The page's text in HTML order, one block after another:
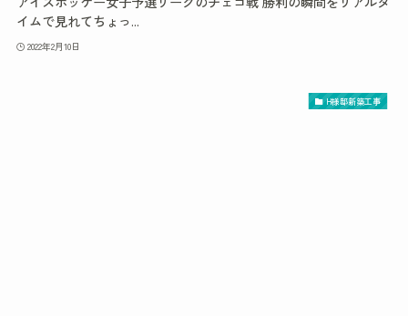
イムで見れてちょっ...
2022年2月10日
H様邸新築工事